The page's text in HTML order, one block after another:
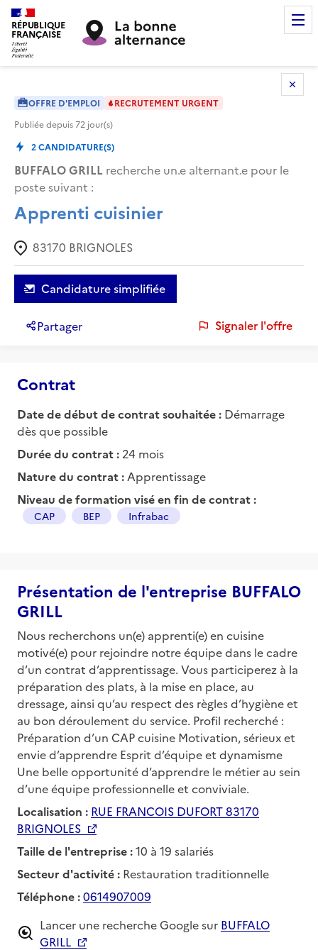
RÉPUBLIQUE
FRANÇAISE
OFFRE D'EMPLOI
RECRUTEMENT URGENT
Publiée depuis72 jour(s)
2CANDIDATURE(S)
BUFFALO GRILL recherche un.e alternant.e pour le
poste suivant :
Apprenti cuisinier
83170 BRIGNOLES
Candidature simplifiée
Partager Signaler l'offre
Contrat
Date de début de contrat souhaitée : Démarrage
dès que possible
Durée du contrat : 24 mois
Nature du contrat : Apprentissage
Niveau de formation visé en fin de contrat :
CAP BEP Infrabac
Présentation de l'entreprise BUFFALO
GRILL
Nous recherchons un(e) apprenti(e) en cuisine
motivé(e) pour rejoindre notre équipe dans le cadre
d’un contrat d’apprentissage. Vous participerez à la
préparation des plats, à la mise en place, au
dressage, ainsi qu’au respect des règles d’hygiène et
au bon déroulement du service. Profil recherché :
Préparation d’un CAP cuisine Motivation, sérieux et
envie d’apprendre Esprit d’équipe et dynamisme
Une belle opportunité d’apprendre le métier au sein
d’une équipe professionnelle et conviviale.
Localisation : RUE FRANCOIS DUFORT 83170
BRIGNOLES
Taille de l'entreprise :10 à 19 salariés
Secteur d'activité : Restauration traditionnelle
Téléphone :0614907009
Lancer une recherche Google sur BUFFALO
GRILL